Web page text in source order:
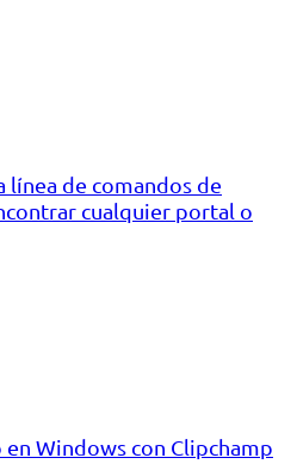
línea de comandos de
cualquier portal o
Windows con Clipchamp